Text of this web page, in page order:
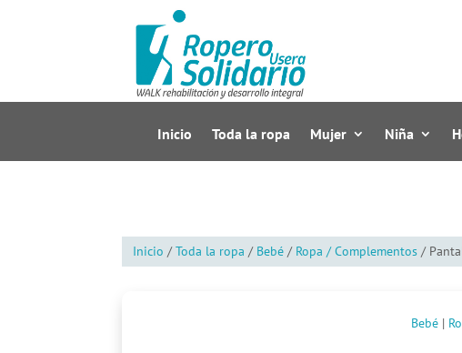
Inicio Toda la ropa Mujer Niña
Inicio /Toda la ropa / Bebé / Ropa / Complementos /
Bebé |